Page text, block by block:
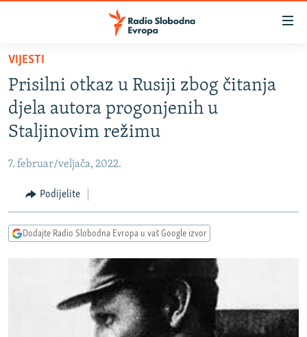
Pređite
glavni
sadržaj
Pređite
na
glavnu
Pređite
na
pretragu
VIJESTI
BOSNA I HERCEGOVINA
SRBIJA
KOSOVO
CRNA GORA
VIZUELNO
RAT U UKRAJINI
KINA NA BALKANU
RSE PRIČE IZ SVIJETA
VIJESTI
Prisilni otkaz u Rusiji zbog čitanja
djela autora progonjenih u
Staljinovim režimu
7. februar/veljača, 2022.
Podijelite
Dodajte Radio Slobodna Evropa u vaš Google izvor